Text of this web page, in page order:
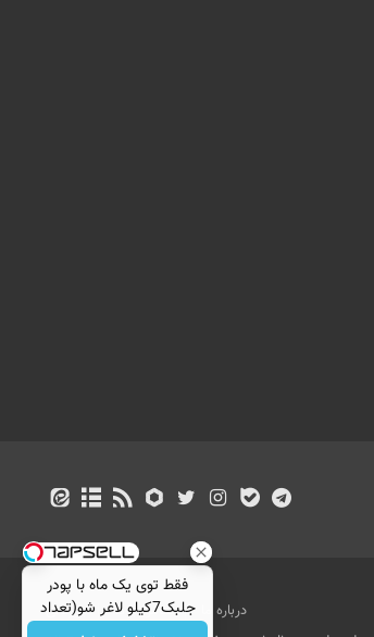
درباره ما تماس با ما
بازرگانی
فقط توی یک ماه با پودر
جلبک7کیلو لاغر شو(تعداد
محدود)